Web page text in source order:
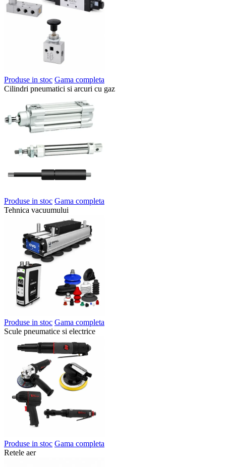
Produse in stoc Gama completa
Cilindri pneumatici si arcuri cu gaz
Produse in stoc Gama completa
Tehnica vacuumului
Produse in stoc Gama completa
Scule pneumatice si electrice
Produse in stoc Gama completa
Retele aer